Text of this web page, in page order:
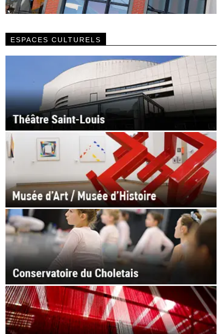
ESPACES CULTURELS